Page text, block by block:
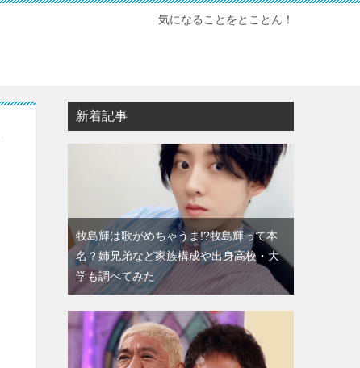
気になることをとことん！
新着記事
牧島輝は歌がめちゃうま!?牧島輝って本
名？姉兄弟など家族構成や出身高校・大
学も調べてみた